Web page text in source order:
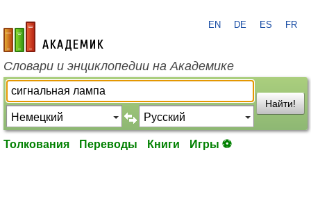
academic.ru
EN DE ES FR
Словари и энциклопедии на Академике
Найти!
Толкования Переводы Книги Игры ⚽